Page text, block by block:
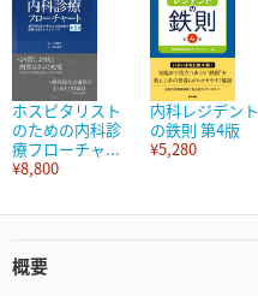
ホスピタリスト
のための内科診
療フローチャ...
¥8,800
内科レジデント
の鉄則 第4版
¥5,280
概要